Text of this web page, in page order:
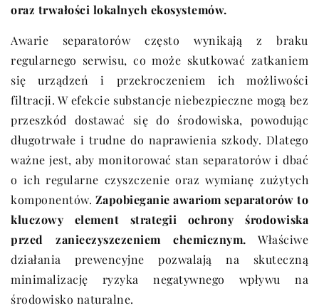
oraz trwałości lokalnych ekosystemów.
Awarie separatorów często wynikają z braku
regularnego serwisu, co może skutkować zatkaniem
się urządzeń i przekroczeniem ich możliwości
filtracji. W efekcie substancje niebezpieczne mogą bez
przeszkód dostawać się do środowiska, powodując
długotrwałe i trudne do naprawienia szkody. Dlatego
ważne jest, aby monitorować stan separatorów i dbać
o ich regularne czyszczenie oraz wymianę zużytych
komponentów. Zapobieganie awariom separatorów to
kluczowy element strategii ochrony środowiska
przed zanieczyszczeniem chemicznym. Właściwe
działania prewencyjne pozwalają na skuteczną
minimalizację ryzyka negatywnego wpływu na
środowisko naturalne.